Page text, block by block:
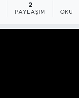
2
PAYLAŞIM